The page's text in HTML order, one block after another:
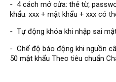
Thiết bị chống trộm Paradox
Thiết bị Enforcer
Khóa điện tử VIRO
- 4 cách mở cửa: thẻ từ,
khẩu: xxx + mật khẩu + xxx có
- Tự động khóa khi nhập sai
- Chế độ báo động khi nguồn
50 mật khẩu Theo tiêu chuẩn